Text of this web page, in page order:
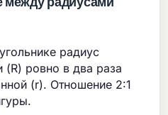
радиус
(R) ровно в два раза
(r). Отношение 2:1